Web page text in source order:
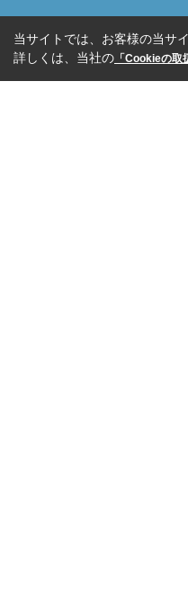
当サイトでは、お客様の当サ
詳しくは、当社の 「Cookieの取